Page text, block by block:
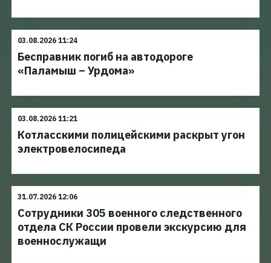
03.08.2026 11:24
Бесправник погиб на автодороге
«Паламыш – Урдома»
03.08.2026 11:21
Котласскими полицейскими раскрыт угон
электровелосипеда
31.07.2026 12:06
Сотрудники 305 военного следственного
отдела СК России провели экскурсию для
военнослужащи